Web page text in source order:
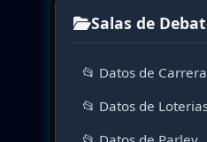
Salas de
📂 Datos de
📂 Datos de